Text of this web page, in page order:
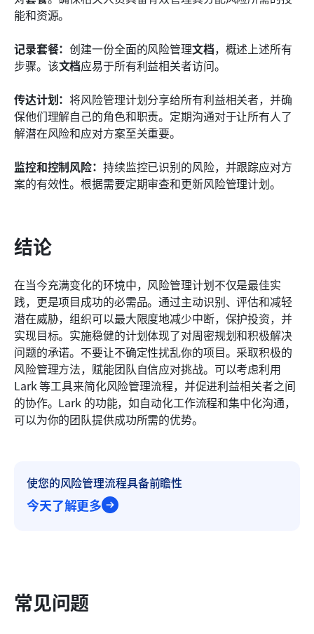
能和资源。
记录套餐：创建一份全面的风险管理文档，概述上述所有
步骤。该文档应易于所有利益相关者访问。
传达计划：将风险管理计划分享给所有利益相关者，并确
保他们理解自己的角色和职责。定期沟通对于让所有人了
解潜在风险和应对方案至关重要。
监控和控制风险： 持续监控已识别的风险，并跟踪应对方
案的有效性。根据需要定期审查和更新风险管理计划。
结论
在当今充满变化的环境中，风险管理计划不仅是最佳实
践，更是项目成功的必需品。通过主动识别、评估和减轻
潜在威胁，组织可以最大限度地减少中断，保护投资，并
实现目标。实施稳健的计划体现了对周密规划和积极解决
问题的承诺。不要让不确定性扰乱你的项目。采取积极的
风险管理方法，赋能团队自信应对挑战。可以考虑利用
Lark 等工具来简化风险管理流程，并促进利益相关者之间
的协作。Lark 的功能，如自动化工作流程和集中化沟通，
可以为你的团队提供成功所需的优势。
使您的风险管理流程具备前瞻性
今天了解更多
常见问题